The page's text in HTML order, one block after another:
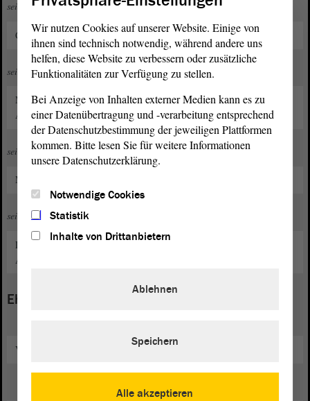
seit 1981
CDU-Mitglied
seit 2017
Mitglied im Landesverband des Evangelischen Arbeitskreises Sachsen-
Anhalt der CDU/CSU
seit 2018
Mitglied im CDU-Ortsverband Magdeburg-Nord
seit 2022
Landesvorsitzender im Landesverband des Evangelischen
Arbeitskreises Sachsen-Anhalt der CDU/CSU
Ehrenamt
Vorsitzender im "Förderverein Dom zu Magdeburg e. V."
Wir nutzen Cookies auf unserer Website. Einige von
ihnen sind technisch notwendig, während andere uns
helfen, diese Website zu verbessern oder zusätzliche
Funktionalitäten zur Verfügung zu stellen.
Bei Anzeige von Inhalten externer Medien kann es zu
einer Datenübertragung und -verarbeitung entsprechend
der Datenschutzbestimmung der jeweiligen Plattformen
kommen. Bitte lesen Sie für weitere Informationen
unsere Datenschutzerklärung.
Notwendige Cookies
Statistik
Inhalte von Drittanbietern
Alle akzeptieren
Ablehnen
Speichern